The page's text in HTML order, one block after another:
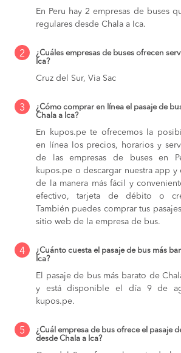
En Peru hay 2 empresas de buses
regulares desde Chala a Ica.
2
¿Cuáles empresas de buses ofrecen
Ica?
Cruz del Sur, Via Sac
3
¿Cómo comprar en línea el pasaje de
Chala a Ica?
En kupos.pe te ofrecemos la
en línea los precios, horarios y
de las empresas de buses en
kupos.pe o descargar nuestra app y
de la manera más fácil y
efectivo, tarjeta de débito o
También puedes comprar tus
sitio web de la empresa de bus.
4
¿Cuánto cuesta el pasaje de bus más
Ica?
El pasaje de bus más barato de
y está disponible el día 9 de
kupos.pe.
5
¿Cuál empresa de bus ofrece el pasaje
desde Chala a Ica?